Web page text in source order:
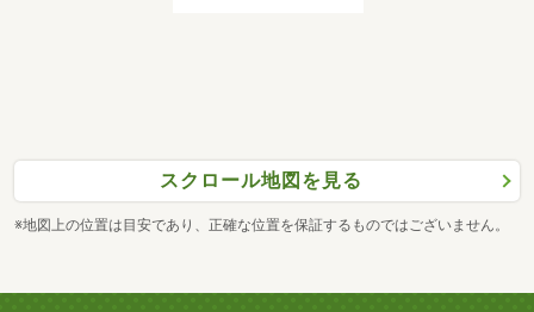
スクロール地図を見る
※地図上の位置は目安であり、正確な位置を保証するものではございません。